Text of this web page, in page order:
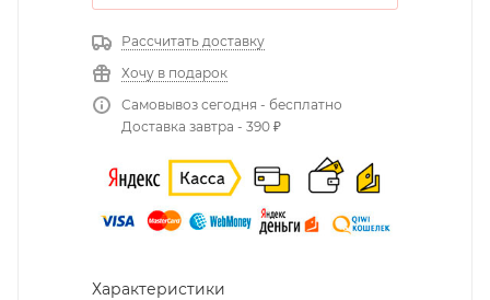
Рассчитать доставку
Хочу в подарок
Самовывоз сегодня - бесплатно
Доставка завтра - 390 ₽
Характеристики